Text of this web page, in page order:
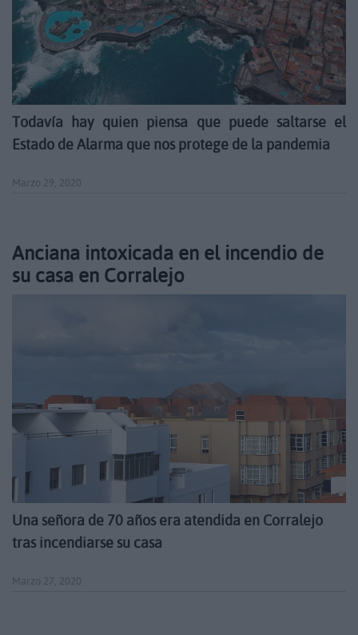
Todavía hay quien piensa que puede saltarse el
Estado de Alarma que nos protege de la pandemia
Marzo 29, 2020
Anciana intoxicada en el incendio de
su casa en Corralejo
Una señora de 70 años era atendida en Corralejo
tras incendiarse su casa
Marzo 27, 2020